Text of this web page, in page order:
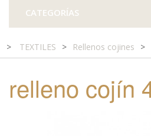
CATEGORÍAS
> TEXTILES > Rellenos cojines >
relleno cojín